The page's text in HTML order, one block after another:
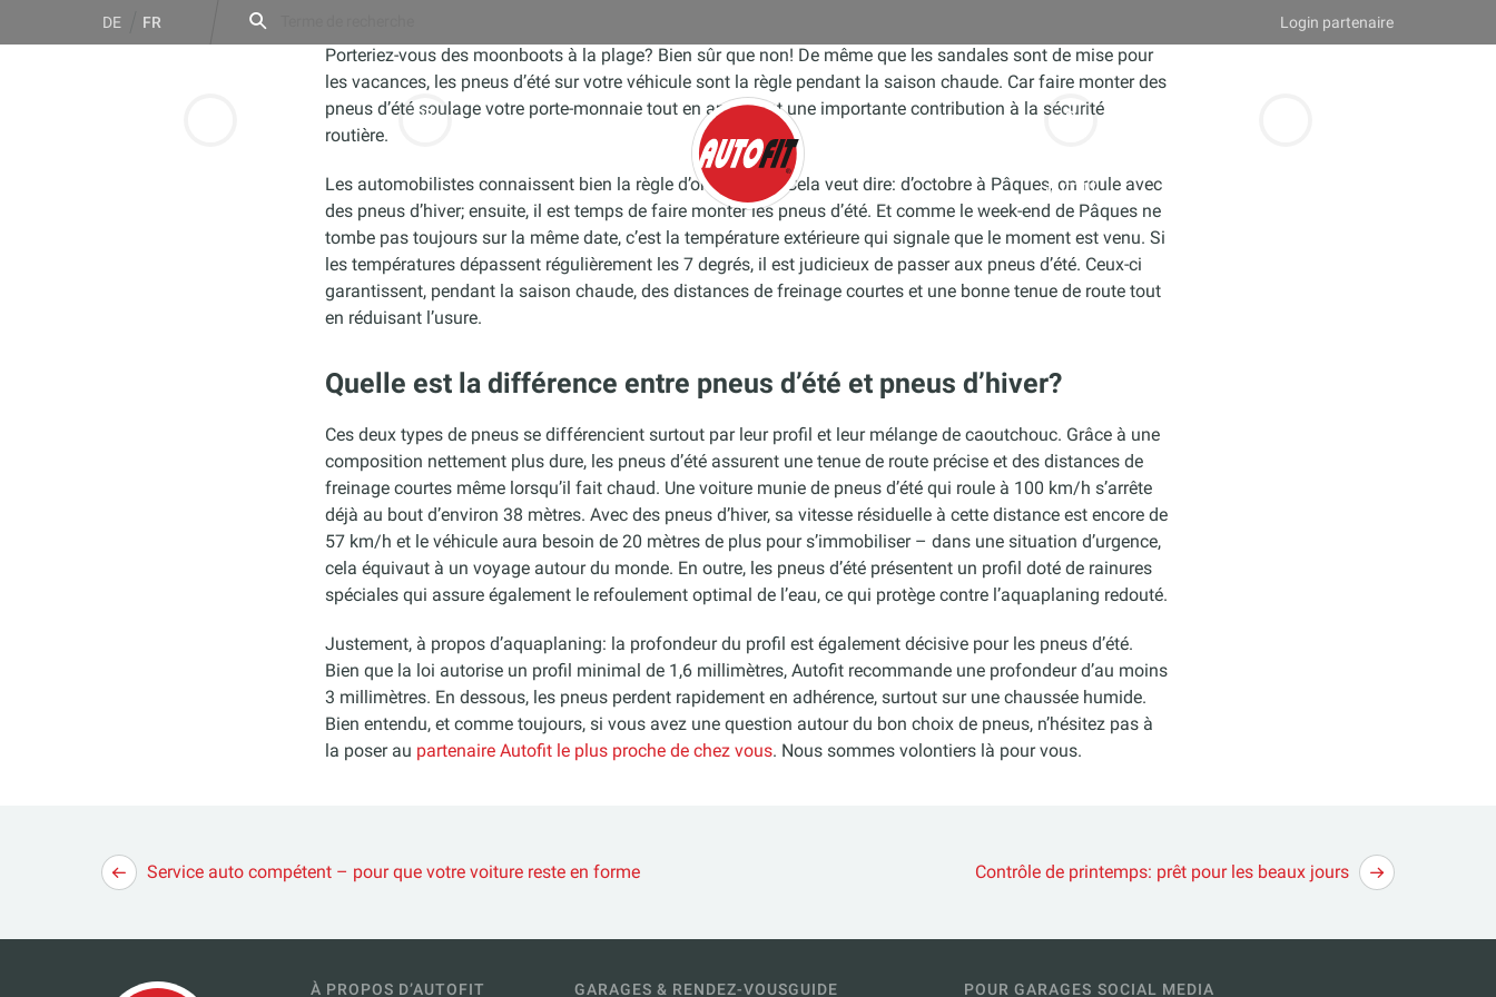
DE FR
Rechercher
Login partenaire
autofit
autofit
Porteriez-vous des moonboots à la plage? Bien sûr que non! De même que les sandales sont de mise pour
les vacances, les pneus d’été sur votre véhicule sont la règle pendant la saison chaude. Car faire monter des
pneus d’été soulage votre porte-monnaie tout en apportant une importante contribution à la sécurité
routière.
Les automobilistes connaissent bien la règle d’or: de O à P. Cela veut dire: d’octobre à Pâques, on roule avec
des pneus d’hiver; ensuite, il est temps de faire monter les pneus d’été. Et comme le week-end de Pâques ne
tombe pas toujours sur la même date, c’est la température extérieure qui signale que le moment est venu. Si
les températures dépassent régulièrement les 7 degrés, il est judicieux de passer aux pneus d’été. Ceux-ci
garantissent, pendant la saison chaude, des distances de freinage courtes et une bonne tenue de route tout
en réduisant l’usure.
Quelle est la différence entre pneus d’été et pneus d’hiver?
Ces deux types de pneus se différencient surtout par leur profil et leur mélange de caoutchouc. Grâce à une
composition nettement plus dure, les pneus d’été assurent une tenue de route précise et des distances de
freinage courtes même lorsqu’il fait chaud. Une voiture munie de pneus d’été qui roule à 100 km/h s’arrête
déjà au bout d’environ 38 mètres. Avec des pneus d’hiver, sa vitesse résiduelle à cette distance est encore de
57 km/h et le véhicule aura besoin de 20 mètres de plus pour s’immobiliser – dans une situation d’urgence,
cela équivaut à un voyage autour du monde. En outre, les pneus d’été présentent un profil doté de rainures
spéciales qui assure également le refoulement optimal de l’eau, ce qui protège contre l’aquaplaning redouté.
Justement, à propos d’aquaplaning: la profondeur du profil est également décisive pour les pneus d’été.
Bien que la loi autorise un profil minimal de 1,6 millimètres, Autofit recommande une profondeur d’au moins
3 millimètres. En dessous, les pneus perdent rapidement en adhérence, surtout sur une chaussée humide.
Bien entendu, et comme toujours, si vous avez une question autour du bon choix de pneus, n’hésitez pas à
la poser au partenaire Autofit le plus proche de chez vous. Nous sommes volontiers là pour vous.
Navigation
l’article
Service auto compétent – pour que votre voiture reste en forme Contrôle de printemps: prêt pour les beaux jours
À PROPOS D’AUTOFIT GARAGES & RENDEZ-VOUSGUIDE POUR GARAGES SOCIAL MEDIA